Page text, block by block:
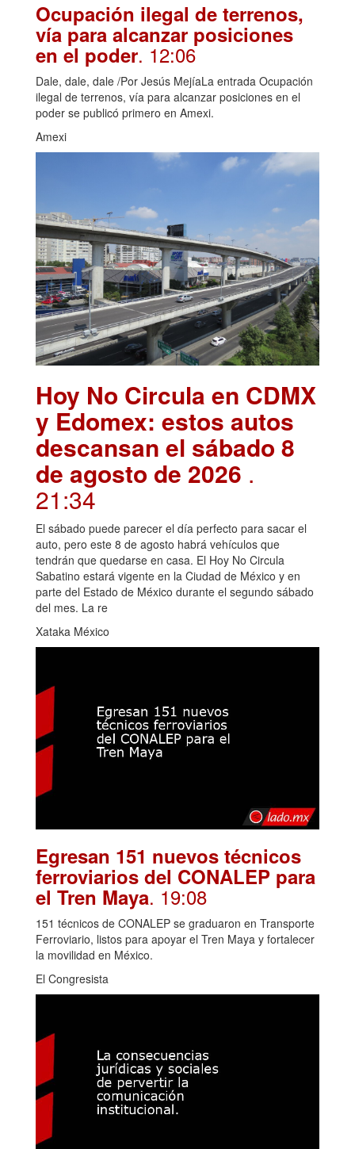
Ocupación ilegal de terrenos,
vía para alcanzar posiciones
en el poder. 12:06
Dale, dale, dale /Por Jesús MejíaLa entrada Ocupación
ilegal de terrenos, vía para alcanzar posiciones en el
poder se publicó primero en Amexi.
Amexi
Hoy No Circula en CDMX
y Edomex: estos autos
descansan el sábado 8
de agosto de 2026 .
21:34
El sábado puede parecer el día perfecto para sacar el
auto, pero este 8 de agosto habrá vehículos que
tendrán que quedarse en casa. El Hoy No Circula
Sabatino estará vigente en la Ciudad de México y en
parte del Estado de México durante el segundo sábado
del mes. La re
Xataka México
Egresan 151 nuevos técnicos
ferroviarios del CONALEP para
el Tren Maya. 19:08
151 técnicos de CONALEP se graduaron en Transporte
Ferroviario, listos para apoyar el Tren Maya y fortalecer
la movilidad en México.
El Congresista